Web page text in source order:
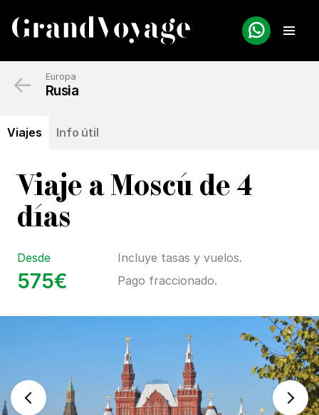
Europa
Rusia
Viajes Info útil
←
Viaje a Moscú de 4
días
Desde
575€
Incluye tasas y vuelos.
Pago fraccionado.